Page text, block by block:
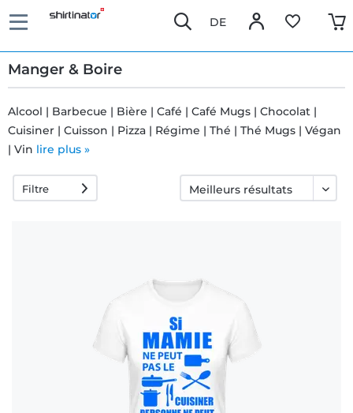
DE
Manger & Boire
Livraison
Alcool | Barbecue | Bière | Café | Café Mugs | Chocolat |
Cuisiner | Cuisson | Pizza | Régime | Thé | Thé Mugs | Végan
| Vin lire plus »
Filtre